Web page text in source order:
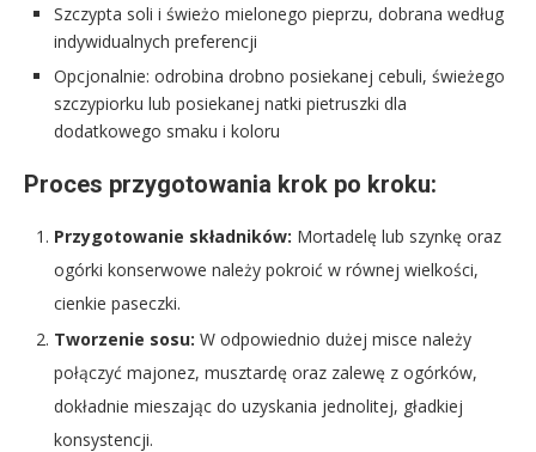
Szczypta soli i świeżo mielonego pieprzu, dobrana według
indywidualnych preferencji
Opcjonalnie: odrobina drobno posiekanej cebuli, świeżego
szczypiorku lub posiekanej natki pietruszki dla
dodatkowego smaku i koloru
Proces przygotowania krok po kroku:
Przygotowanie składników: Mortadelę lub szynkę oraz
ogórki konserwowe należy pokroić w równej wielkości,
cienkie paseczki.
Tworzenie sosu: W odpowiednio dużej misce należy
połączyć majonez, musztardę oraz zalewę z ogórków,
dokładnie mieszając do uzyskania jednolitej, gładkiej
konsystencji.